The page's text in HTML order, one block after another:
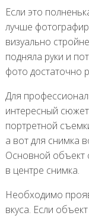
Если это
лучше
визуально
подняла руки и
фото достаточно
Для
интересный
портретной
а вот для снимка
Основной объект
в центре снимка.
Необходимо
вкуса. Если